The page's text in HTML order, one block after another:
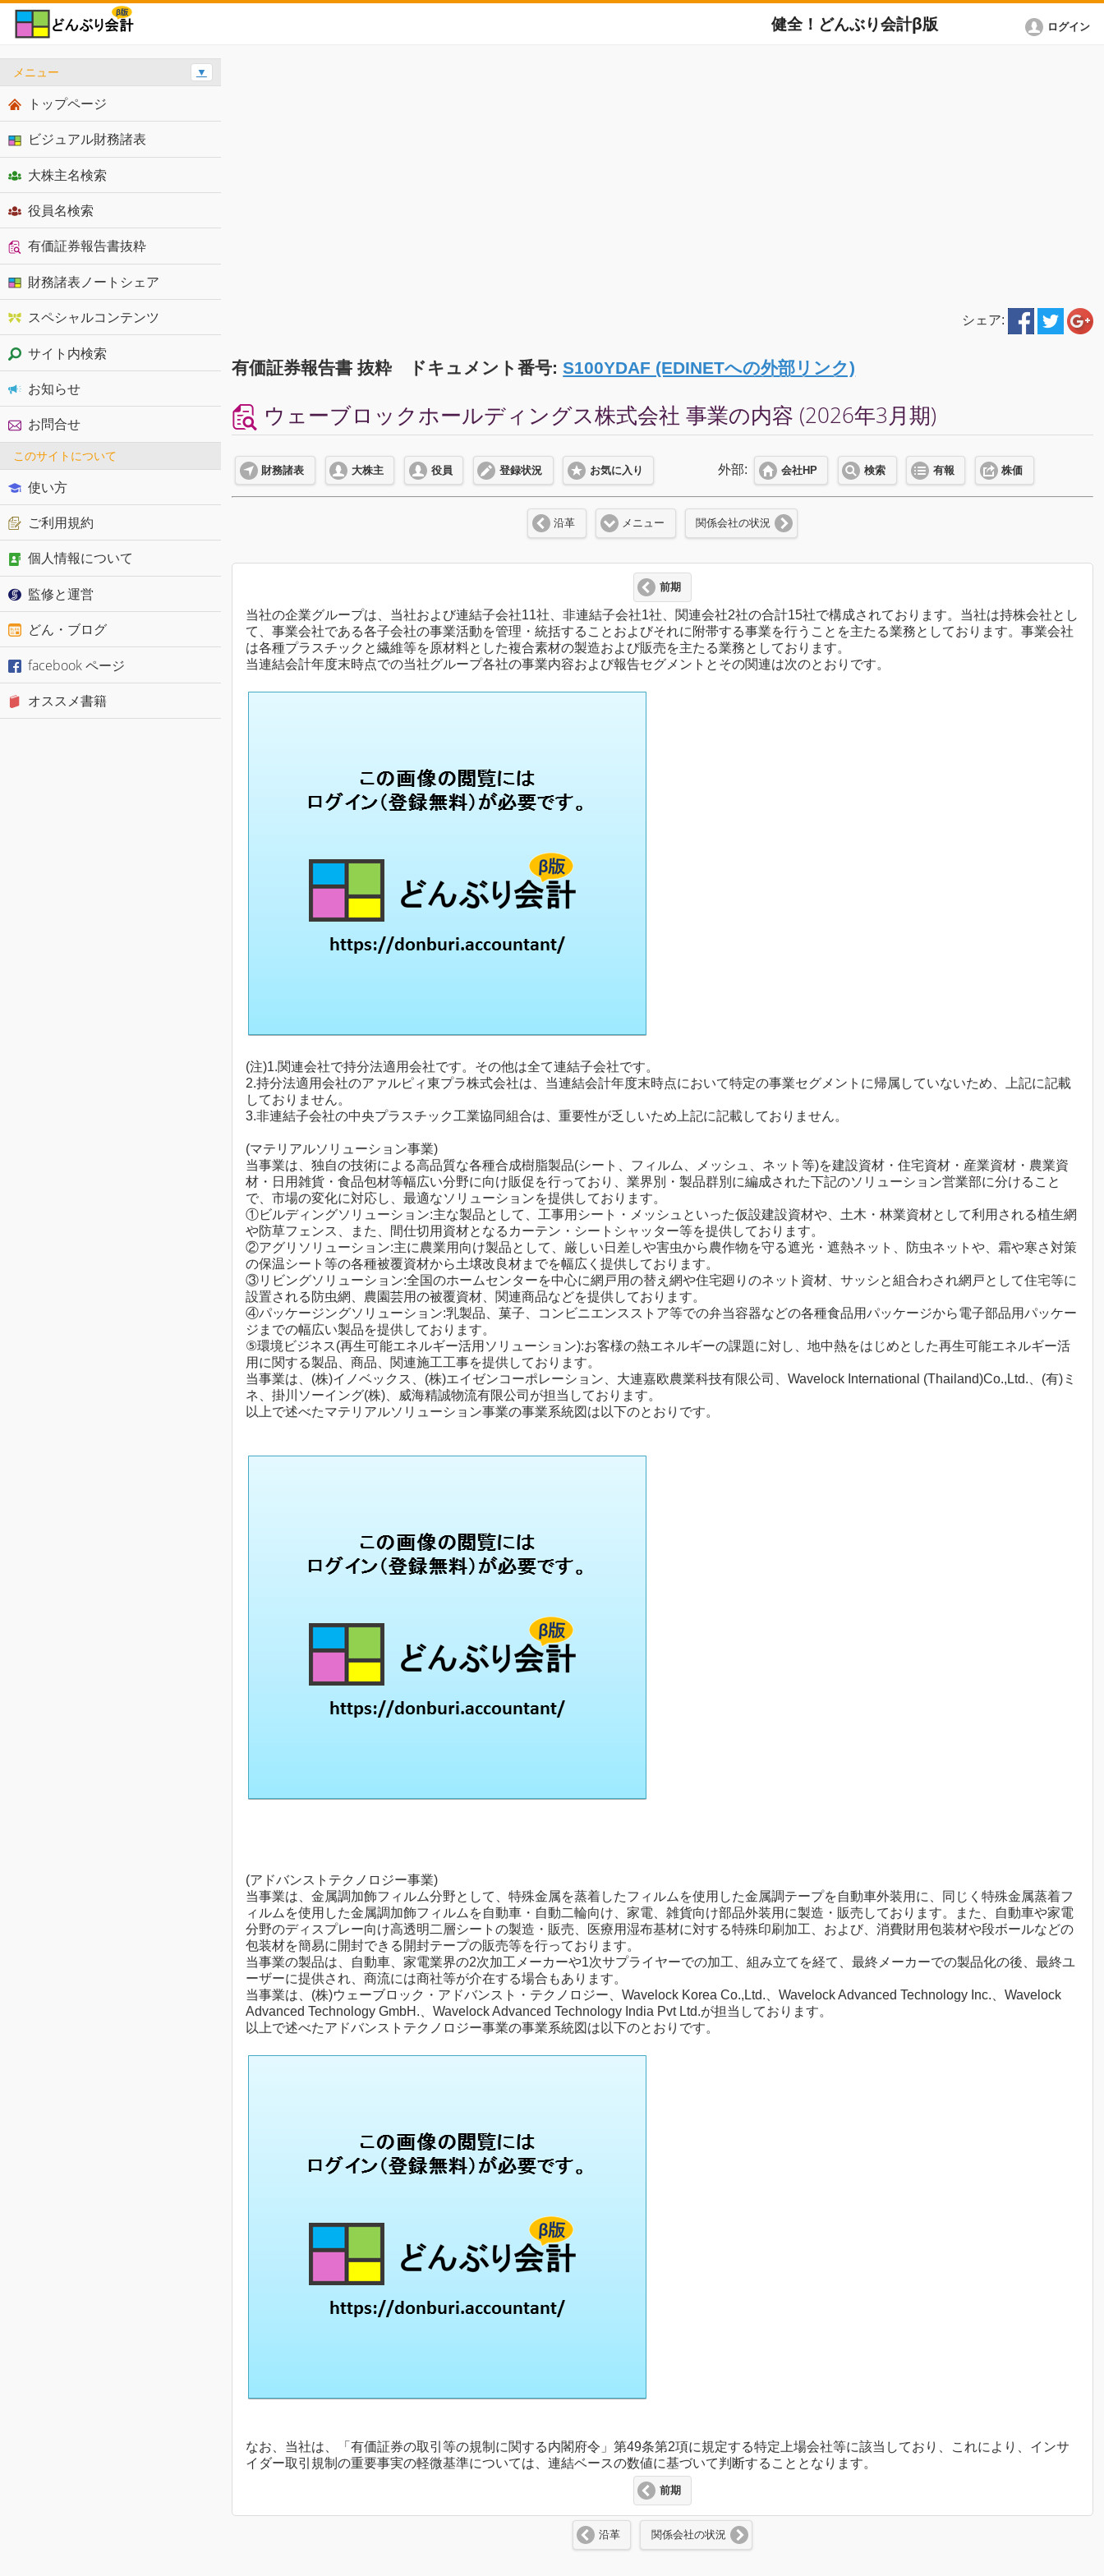
健全！どんぶり会計β版 ログイン
シェア:
有価証券報告書 抜粋 ドキュメント番号:S100YDAF (EDINETへの外部リンク)
ウェーブロックホールディングス株式会社 事業の内容 (2026年3月期)
財務諸表 大株主 役員 登録状況 お気に入り 外部: 会社HP 検索 有報 株価
沿革 メニュー 関係会社の状況
前期
当社の企業グループは、当社および連結子会社11社、非連結子会社1社、関連会社2社の合計15社で構成されております。当社は持株会社とし
て、事業会社である各子会社の事業活動を管理・統括することおよびそれに附帯する事業を行うことを主たる業務としております。事業会社
は各種プラスチックと繊維等を原材料とした複合素材の製造および販売を主たる業務としております。
当連結会計年度末時点での当社グループ各社の事業内容および報告セグメントとその関連は次のとおりです。
(注)1.関連会社で持分法適用会社です。その他は全て連結子会社です。
2.持分法適用会社のアァルピィ東プラ株式会社は、当連結会計年度末時点において特定の事業セグメントに帰属していないため、上記に記載
しておりません。
3.非連結子会社の中央プラスチック工業協同組合は、重要性が乏しいため上記に記載しておりません。
(マテリアルソリューション事業)
当事業は、独自の技術による高品質な各種合成樹脂製品(シート、フィルム、メッシュ、ネット等)を建設資材・住宅資材・産業資材・農業資
材・日用雑貨・食品包材等幅広い分野に向け販促を行っており、業界別・製品群別に編成された下記のソリューション営業部に分けること
で、市場の変化に対応し、最適なソリューションを提供しております。
①ビルディングソリューション:主な製品として、工事用シート・メッシュといった仮設建設資材や、土木・林業資材として利用される植生網
や防草フェンス、また、間仕切用資材となるカーテン・シートシャッター等を提供しております。
②アグリソリューション:主に農業用向け製品として、厳しい日差しや害虫から農作物を守る遮光・遮熱ネット、防虫ネットや、霜や寒さ対策
の保温シート等の各種被覆資材から土壌改良材までを幅広く提供しております。
③リビングソリューション:全国のホームセンターを中心に網戸用の替え網や住宅廻りのネット資材、サッシと組合わされ網戸として住宅等に
設置される防虫網、農園芸用の被覆資材、関連商品などを提供しております。
④パッケージングソリューション:乳製品、菓子、コンビニエンスストア等での弁当容器などの各種食品用パッケージから電子部品用パッケー
ジまでの幅広い製品を提供しております。
⑤環境ビジネス(再生可能エネルギー活用ソリューション):お客様の熱エネルギーの課題に対し、地中熱をはじめとした再生可能エネルギー活
用に関する製品、商品、関連施工工事を提供しております。
当事業は、(株)イノベックス、(株)エイゼンコーポレーション、大連嘉欧農業科技有限公司、Wavelock International (Thailand)Co.,Ltd.、(有)ミ
ネ、掛川ソーイング(株)、威海精誠物流有限公司が担当しております。
以上で述べたマテリアルソリューション事業の事業系統図は以下のとおりです。
(アドバンストテクノロジー事業)
当事業は、金属調加飾フィルム分野として、特殊金属を蒸着したフィルムを使用した金属調テープを自動車外装用に、同じく特殊金属蒸着フ
ィルムを使用した金属調加飾フィルムを自動車・自動二輪向け、家電、雑貨向け部品外装用に製造・販売しております。また、自動車や家電
分野のディスプレー向け高透明二層シートの製造・販売、医療用湿布基材に対する特殊印刷加工、および、消費財用包装材や段ボールなどの
包装材を簡易に開封できる開封テープの販売等を行っております。
当事業の製品は、自動車、家電業界の2次加工メーカーや1次サプライヤーでの加工、組み立てを経て、最終メーカーでの製品化の後、最終ユ
ーザーに提供され、商流には商社等が介在する場合もあります。
当事業は、(株)ウェーブロック・アドバンスト・テクノロジー、Wavelock Korea Co.,Ltd.、Wavelock Advanced Technology Inc.、Wavelock
Advanced Technology GmbH.、Wavelock Advanced Technology India Pvt Ltd.が担当しております。
以上で述べたアドバンストテクノロジー事業の事業系統図は以下のとおりです。
なお、当社は、「有価証券の取引等の規制に関する内閣府令」第49条第2項に規定する特定上場会社等に該当しており、これにより、インサ
イダー取引規制の重要事実の軽微基準については、連結ベースの数値に基づいて判断することとなります。
前期
沿革 関係会社の状況
メニュー ▼
トップページ
ビジュアル財務諸表
大株主名検索
役員名検索
有価証券報告書抜粋
財務諸表ノートシェア
スペシャルコンテンツ
サイト内検索
お知らせ
お問合せ
このサイトについて
使い方
ご利用規約
個人情報について
監修と運営
どん・ブログ
facebook ページ
オススメ書籍